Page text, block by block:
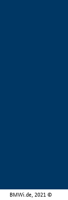
BMWi.de, 2021 ©